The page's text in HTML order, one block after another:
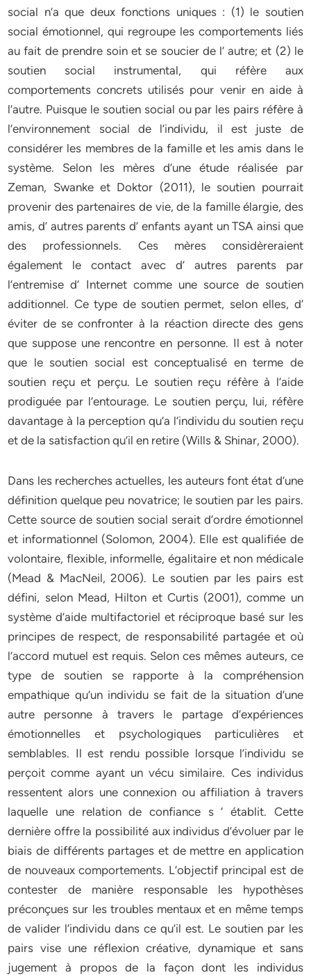
social n’a que deux fonctions uniques : (1) le soutien
social émotionnel, qui regroupe les comportements liés
au fait de prendre soin et se soucier de l’ autre; et (2) le
soutien social instrumental, qui réfère aux
comportements concrets utilisés pour venir en aide à
l’autre. Puisque le soutien social ou par les pairs réfère à
l’environnement social de l’individu, il est juste de
considérer les membres de la famille et les amis dans le
système. Selon les mères d’une étude réalisée par
Zeman, Swanke et Doktor (2011), le soutien pourrait
provenir des partenaires de vie, de la famille élargie, des
amis, d’ autres parents d’ enfants ayant un TSA ainsi que
des professionnels. Ces mères considèreraient
également le contact avec d’ autres parents par
l’entremise d’ Internet comme une source de soutien
additionnel. Ce type de soutien permet, selon elles, d’
éviter de se confronter à la réaction directe des gens
que suppose une rencontre en personne. Il est à noter
que le soutien social est conceptualisé en terme de
soutien reçu et perçu. Le soutien reçu réfère à l’aide
prodiguée par l’entourage. Le soutien perçu, lui, réfère
davantage à la perception qu’a l’individu du soutien reçu
et de la satisfaction qu’il en retire (Wills & Shinar, 2000).
Dans les recherches actuelles, les auteurs font état d’une
définition quelque peu novatrice; le soutien par les pairs.
Cette source de soutien social serait d’ordre émotionnel
et informationnel (Solomon, 2004). Elle est qualifiée de
volontaire, flexible, informelle, égalitaire et non médicale
(Mead & MacNeil, 2006). Le soutien par les pairs est
défini, selon Mead, Hilton et Curtis (2001), comme un
système d’aide multifactoriel et réciproque basé sur les
principes de respect, de responsabilité partagée et où
l’accord mutuel est requis. Selon ces mêmes auteurs, ce
type de soutien se rapporte à la compréhension
empathique qu’un individu se fait de la situation d’une
autre personne à travers le partage d’expériences
émotionnelles et psychologiques particulières et
semblables. Il est rendu possible lorsque l’individu se
perçoit comme ayant un vécu similaire. Ces individus
ressentent alors une connexion ou affiliation à travers
laquelle une relation de confiance s ‘ établit. Cette
dernière offre la possibilité aux individus d’évoluer par le
biais de différents partages et de mettre en application
de nouveaux comportements. L’objectif principal est de
contester de manière responsable les hypothèses
préconçues sur les troubles mentaux et en même temps
de valider l’individu dans ce qu’il est. Le soutien par les
pairs vise une réflexion créative, dynamique et sans
jugement à propos de la façon dont les individus